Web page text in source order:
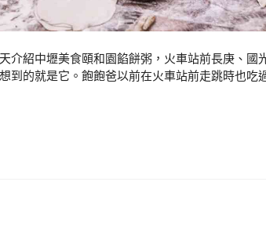
介紹中壢美食頤和園餡餅粥，火車站前長庚、國
到的就是它。飽飽爸以前在火車站前走跳時也吃